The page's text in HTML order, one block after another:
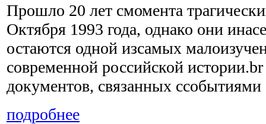
Прошло 20 лет смомента
Октября 1993 года, однако они
остаются одной изсамых
современной российской
документов, связанных ссобытиями
подробнее